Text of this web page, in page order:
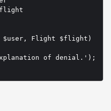
$user, Flight $flight)
of denial.');